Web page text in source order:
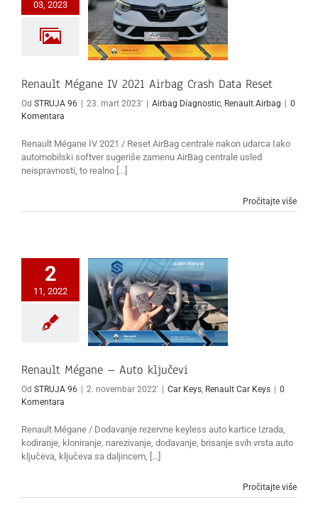
03, 2023
Renault Mégane IV 2021
Airbag Crash Data Reset
Renault
Airbag
Renault Mégane IV 2021 Airbag Crash Data Reset
Od STRUJA 96 | 23. mart 2023' | Airbag Diagnostic Renault Airbag | 0
Komentara
Renault Mégane IV 2021 / Reset AirBag centrale nakon udarca Iako
automobilski softver sugeriše zamenu AirBag centrale usled
neispravnosti, to realno [...]
Pročitajte više
2
11, 2022
ključevi
Renault Mégane – Auto ključevi
Od STRUJA 96 2. novembar 2022' Car Keys, Renault Car Keys
0
Komentara
Renault Mégane / Dodavanje rezervne keyless auto kartice Izrada,
kodiranje, kloniranje, narezivanje, dodavanje, brisanje svih vrsta auto
ključeva, ključeva sa daljincem, [...]
Pročitajte više